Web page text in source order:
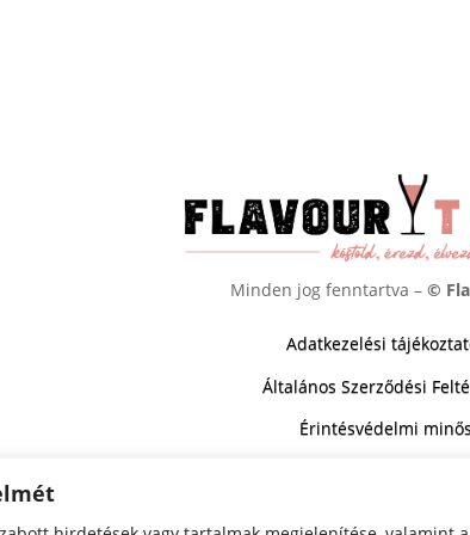
Minden jog fenntartva – ©
Adatkezelési
Általános Szerződési
Érintésvédelmi